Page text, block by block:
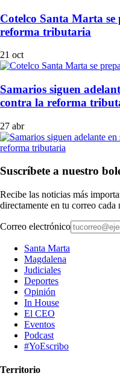
Cotelco Santa Marta
reforma tributaria
21 oct
Samarios siguen
contra la reforma
27 abr
Suscríbete a nuestro
Recibe las noticias más
directamente en tu correo cada
Correo electrónico
Santa Marta
Magdalena
Judiciales
Deportes
Opinión
In House
El CEO
Eventos
Podcast
#YoEscribo
Territorio